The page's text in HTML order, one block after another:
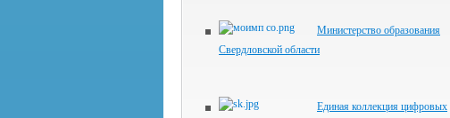
Министерство образования
Свердловской области
Единая коллекция цифровых